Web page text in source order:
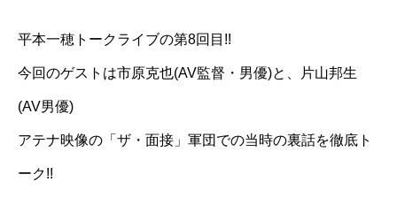
平本一穂トークライブの第8回目!!
今回のゲストは市原克也(AV監督・男優)と、片山邦生
(AV男優)
アテナ映像の「ザ・面接」軍団での当時の裏話を徹底ト
ーク!!